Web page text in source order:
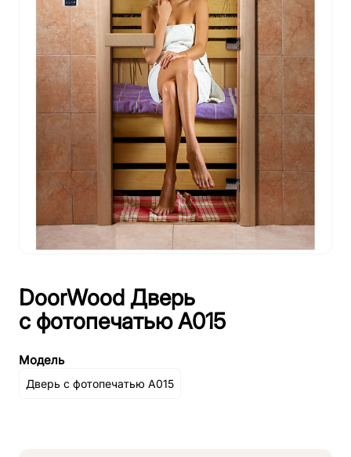
DoorWood Дверь
с фотопечатью А015
Модель
Дверь с фотопечатью А015